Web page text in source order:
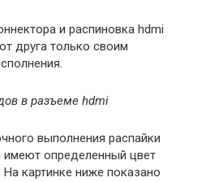
и распиновка hdmi
друга только своим
в разъеме hdmi
выполнения распайки
имеют определенный цвет
картинке ниже показано